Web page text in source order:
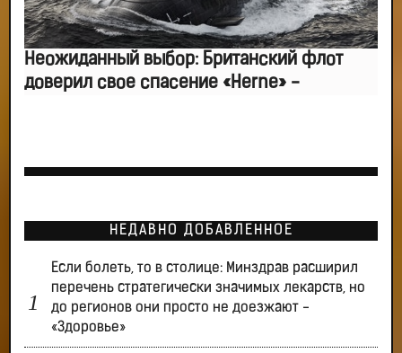
Неожиданный выбор: Британский флот
доверил свое спасение «Herne» -
НЕДАВНО ДОБАВЛЕННОЕ
Если болеть, то в столице: Минздрав расширил
перечень стратегически значимых лекарств, но
до регионов они просто не доезжают -
«Здоровье»